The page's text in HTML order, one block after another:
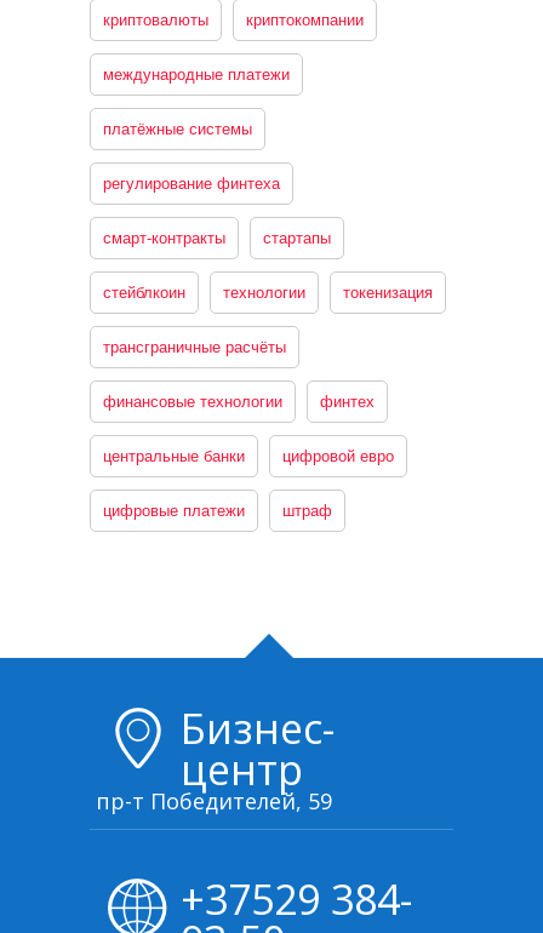
криптовалюты криптокомпании
международные платежи
платёжные системы
регулирование финтеха
смарт-контракты стартапы
стейблкоин технологии токенизация
трансграничные расчёты
финансовые технологии финтех
центральные банки цифровой евро
цифровые платежи штраф
Бизнес-
центр
пр-т Победителей, 59
+37529 384-